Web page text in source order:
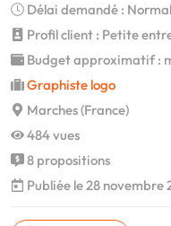
Délai demandé : Normal
Profil client : Petite
Budget approximatif :
Graphiste logo
Marches (France)
484 vues
8 propositions
Publiée le 28 novembre